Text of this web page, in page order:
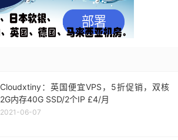
Cloudxtiny：英国便宜VPS，5折促销，双核
2G内存40G SSD/2个IP £4/月
2021-06-07